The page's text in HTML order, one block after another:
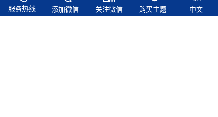
服务热线 添加微信 关注微信 购买主题 中文